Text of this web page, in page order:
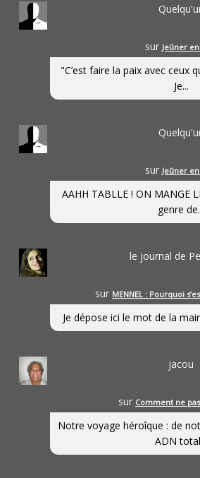
sur Jeûner
"C’est faire la paix avec ceux
Je...
sur Jeûner
AAHH TABLLE ! ON MANGE
genre
le journal de
sur MENNEL : Pourquoi
Je dépose ici le mot de la
jacou
sur Comment ne
Notre voyage héroîque : de
ADN